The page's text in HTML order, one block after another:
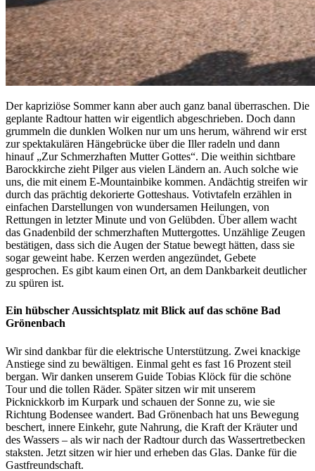
Der kapriziöse Sommer kann aber auch ganz banal überraschen. Die
geplante Radtour hatten wir eigentlich abgeschrieben. Doch dann
grummeln die dunklen Wolken nur um uns herum, während wir erst
zur spektakulären Hängebrücke über die Iller radeln und dann
hinauf „Zur Schmerzhaften Mutter Gottes“. Die weithin sichtbare
Barockkirche zieht Pilger aus vielen Ländern an. Auch solche wie
uns, die mit einem E-Mountainbike kommen. Andächtig streifen wir
durch das prächtig dekorierte Gotteshaus. Votivtafeln erzählen in
einfachen Darstellungen von wundersamen Heilungen, von
Rettungen in letzter Minute und von Gelübden. Über allem wacht
das Gnadenbild der schmerzhaften Muttergottes. Unzählige Zeugen
bestätigen, dass sich die Augen der Statue bewegt hätten, dass sie
sogar geweint habe. Kerzen werden angezündet, Gebete
gesprochen. Es gibt kaum einen Ort, an dem Dankbarkeit deutlicher
zu spüren ist.
Ein hübscher Aussichtsplatz mit Blick auf das schöne Bad
Grönenbach
Wir sind dankbar für die elektrische Unterstützung. Zwei knackige
Anstiege sind zu bewältigen. Einmal geht es fast 16 Prozent steil
bergan. Wir danken unserem Guide Tobias Klöck für die schöne
Tour und die tollen Räder. Später sitzen wir mit unserem
Picknickkorb im Kurpark und schauen der Sonne zu, wie sie
Richtung Bodensee wandert. Bad Grönenbach hat uns Bewegung
beschert, innere Einkehr, gute Nahrung, die Kraft der Kräuter und
des Wassers – als wir nach der Radtour durch das Wassertretbecken
staksten. Jetzt sitzen wir hier und erheben das Glas. Danke für die
Gastfreundschaft.